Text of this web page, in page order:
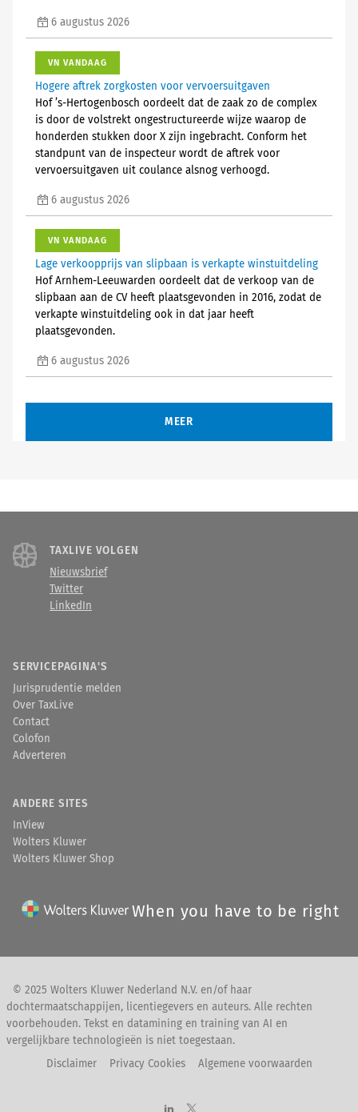
6 augustus 2026
VN VANDAAG
Hogere aftrek zorgkosten voor vervoersuitgaven
Hof ’s-Hertogenbosch oordeelt dat de zaak zo de complex
is door de volstrekt ongestructureerde wijze waarop de
honderden stukken door X zijn ingebracht. Conform het
standpunt van de inspecteur wordt de aftrek voor
vervoersuitgaven uit coulance alsnog verhoogd.
6 augustus 2026
VN VANDAAG
Lage verkoopprijs van slipbaan is verkapte winstuitdeling
Hof Arnhem-Leeuwarden oordeelt dat de verkoop van de
slipbaan aan de CV heeft plaatsgevonden in 2016, zodat de
verkapte winstuitdeling ook in dat jaar heeft
plaatsgevonden.
6 augustus 2026
MEER
TAXLIVE VOLGEN
Nieuwsbrief
Twitter
LinkedIn
SERVICEPAGINA'S
Jurisprudentie melden
Over TaxLive
Contact
Colofon
Adverteren
ANDERE SITES
InView
Wolters Kluwer
Wolters Kluwer Shop
When you have to be right
© 2025 Wolters Kluwer Nederland N.V. en/of haar
dochtermaatschappijen, licentiegevers en auteurs. Alle rechten
voorbehouden. Tekst en datamining en training van AI en
vergelijkbare technologieën is niet toegestaan.
Disclaimer
Privacy Cookies Algemene voorwaarden